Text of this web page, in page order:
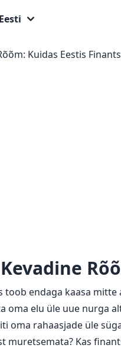
Eesti
Kuidas Eestis
Kevadine
toob endaga kaasa
oma elu üle uue nurga
oma rahaasjade üle
muretsemata? Kas